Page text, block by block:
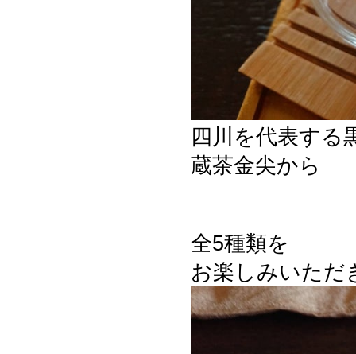
四川を代表する
蔵茶金尖から
全5種類を
お楽しみいただ